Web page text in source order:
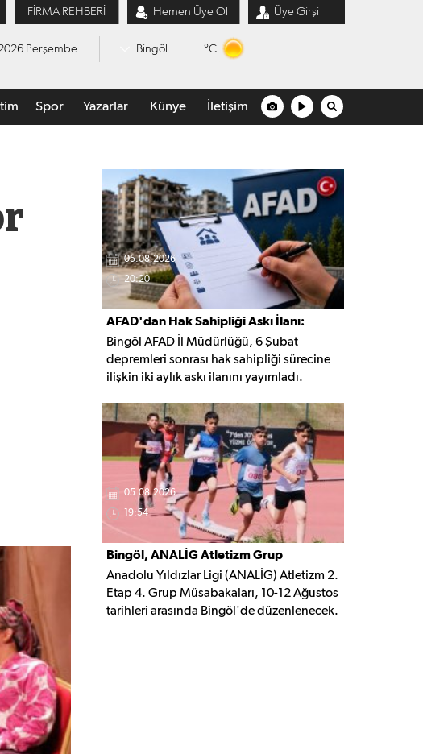
FİRMA REHBERİ Hemen Üye Ol Üye Girşi
Perşembe Bingöl °C
Spor Yazarlar Künye İletişim
05.08.2026
20:20
AFAD'dan Hak Sahipliği Askı İlanı:
Başvurular Başladı
Bingöl AFAD İl Müdürlüğü, 6 Şubat
depremleri sonrası hak sahipliği sürecine
ilişkin iki aylık askı ilanını yayımladı.
Ekim 2026'ya kadar gerekli belgelerle
başvuruda bulunabilecek.
05.08.2026
19:54
Bingöl, ANALİG Atletizm Grup
Yarışmalarına Ev Sahipliği Yapacak
Anadolu Yıldızlar Ligi (ANALİG) Atletizm 2.
Etap 4. Grup Müsabakaları, 10-12 Ağustos
tarihleri arasında Bingöl'de düzenlenecek.